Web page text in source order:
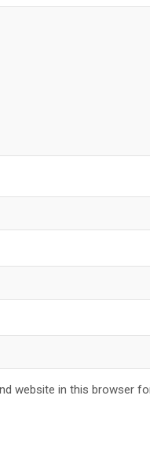
website in this browser